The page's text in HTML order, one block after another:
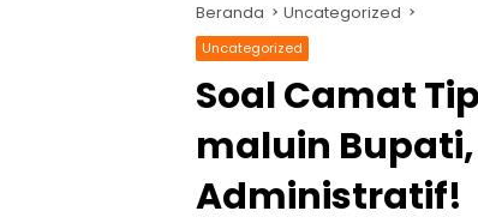
Beranda Uncategorized
Uncategorized
Soal Camat
maluin
Administratif!